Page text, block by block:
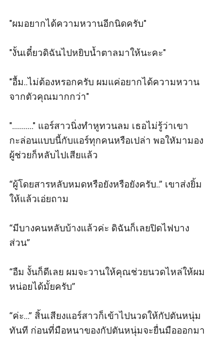
"ผมอยากได้ความหวานอีกนิดครับ"
"งั้นเดี๋ยวดิฉันไปหยิบน้ำตาลมาให้นะคะ"
"อื้ม..ไม่ต้องหรอกครับ ผมแค่อยากได้ความหวาน
จากตัวคุณมากกว่า"
"..........." แอร์สาวนิ่งทำหูทวนลม เธอไม่รู้ว่าเขา
กะล่อนแบบนี้กับแอร์ทุกคนหรือเปล่า พอใหัมามอง
ผู้ช่วยก็หลับไปเสียแล้ว
“ผู้โดยสารหลับหมดหรือยังหรือยังครับ..” เขาส่งยิ้ม
ให้แล้วเอ่ยถาม
“มีบางคนหลับบ้างแล้วค่ะ ดิฉันก็เลยปิดไฟบาง
ส่วน”
“อืม งั้นก็ดีเลย ผมจะวานให้คุณช่วยนวดไหล่ให้ผม
หน่อยได้มั้ยครับ”
“ค่ะ...” สิ้นเสียงแอร์สาวก็เข้าไปนวดให้กัปตันหนุ่ม
ทันที ก่อนที่มือหนาของกัปตันหนุ่มจะยื่นมือออกมา